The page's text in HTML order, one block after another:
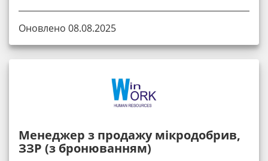
Оновлено 08.08.2025
Менеджер з продажу мікродобрив,
ЗЗР (з бронюванням)